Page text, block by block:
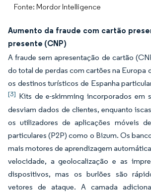
Fonte: Mordor Intelligence
Aumento da fraude com cartão
presente (CNP)
A fraude sem apresentação de cartão
do total de perdas com cartões na Europa
os destinos turísticos de Espanha
[3] Kits de e-skimming incorporados em
desviam dados de clientes, enquanto
os utilizadores de aplicações móveis
particulares (P2P) como o Bizum. Os
mais motores de aprendizagem
velocidade, a geolocalização e as
dispositivos, mas os burlões são
vetores de ataque. A camada